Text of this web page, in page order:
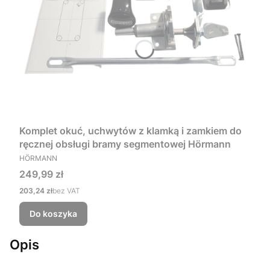
Komplet okuć, uchwytów z klamką i zamkiem do
ręcznej obsługi bramy segmentowej Hörmann
PRODUCENT
HÖRMANN
Cena
249,99 zł
Cena
203,24 złbez VAT
Do koszyka
Opis